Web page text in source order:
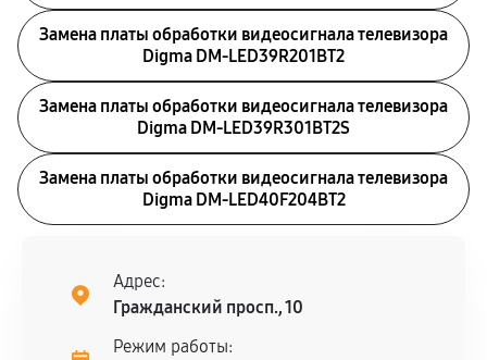
Замена платы обработки видеосигнала телевизора
Digma DM-LED39R201BT2
Замена платы обработки видеосигнала телевизора
Digma DM-LED39R301BT2S
Замена платы обработки видеосигнала телевизора
Digma DM-LED40F204BT2
Адрес:
Гражданский просп., 10
Режим работы: